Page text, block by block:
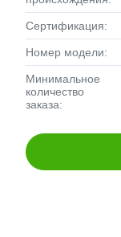
Сертификация:
Номер модели:
Минимальное
количество
заказа: